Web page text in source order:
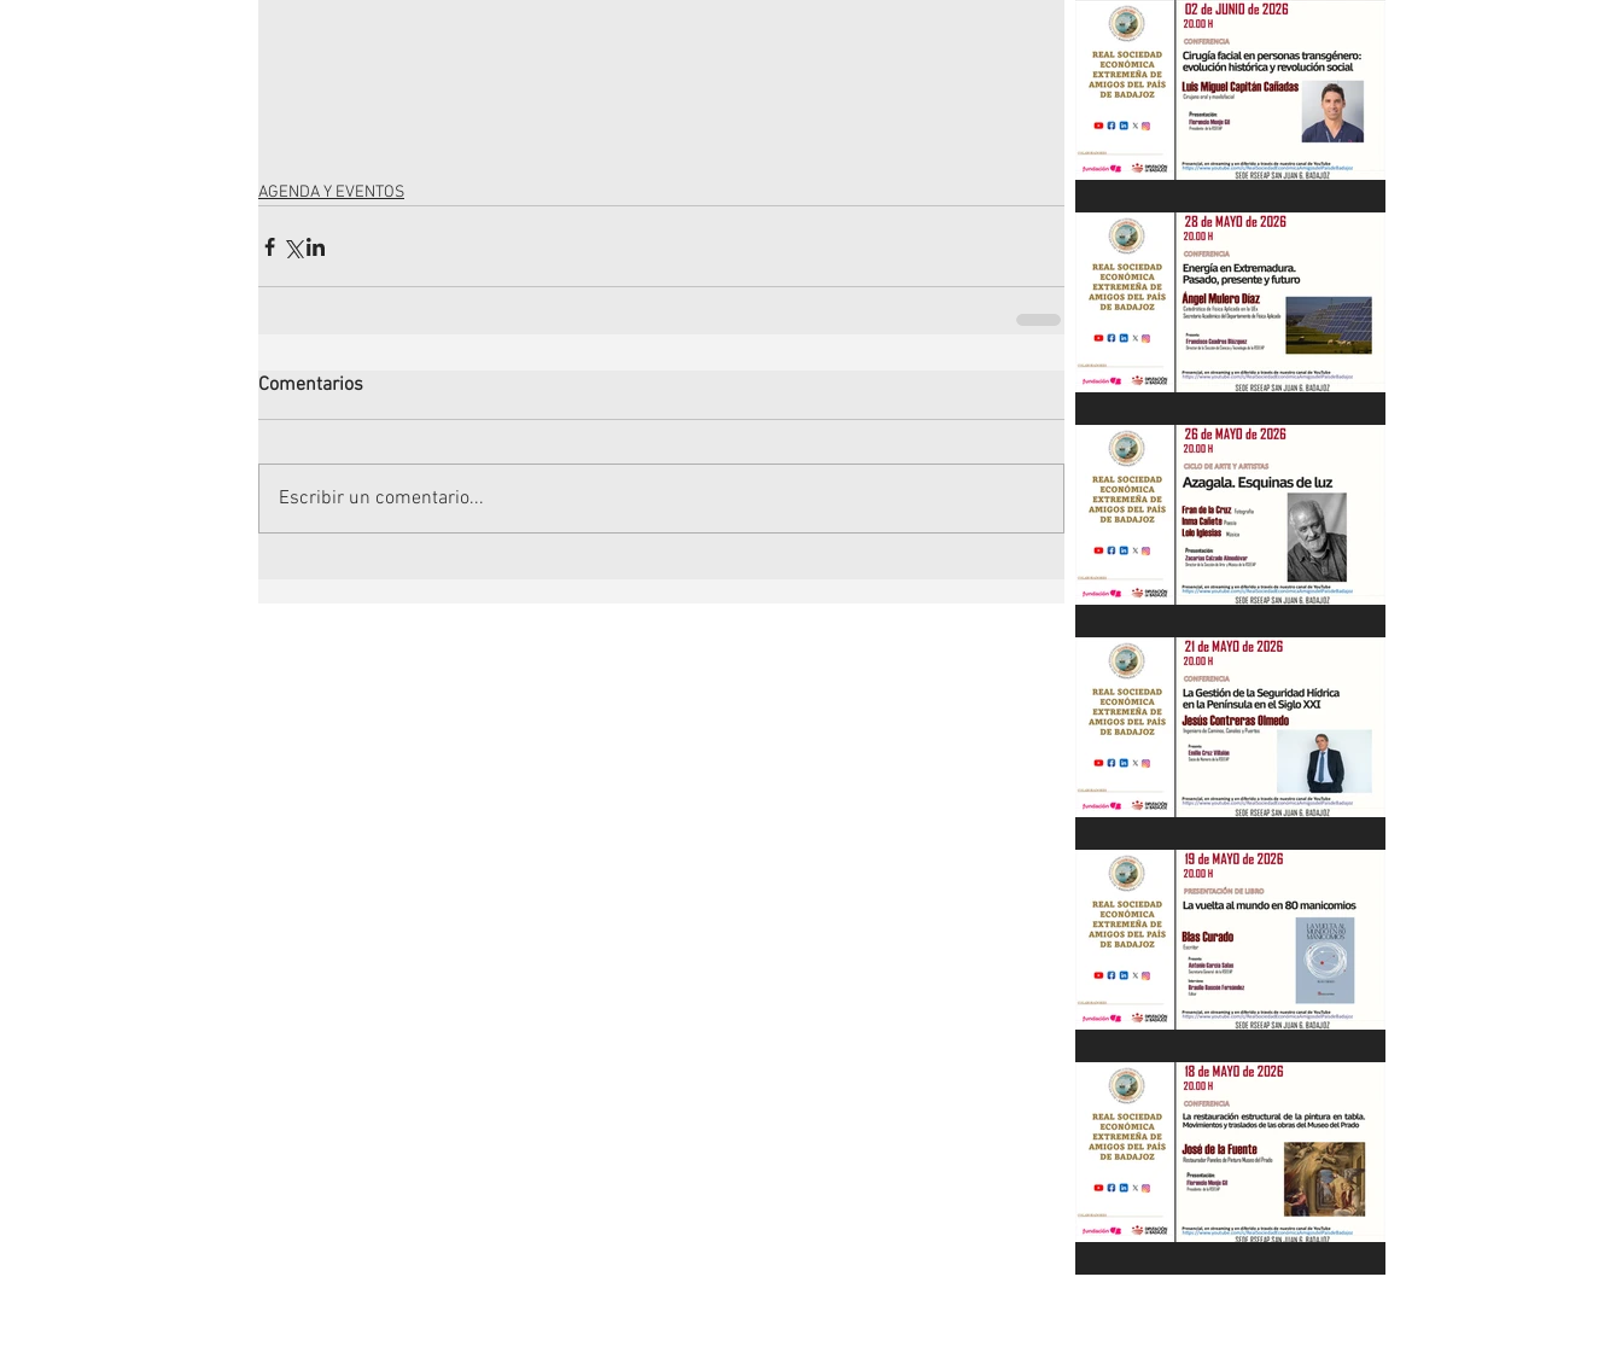
AGENDA Y EVENTOS
Comentarios
Escribir un comentario...
Recital de Piano. Aula de la profesora
Beatriz González. 01/06/26
"Cirugía facial en personas
transgénero: evolución histórica y..."
Luis M. Capitán. 02/06/26
“Energía en Extremadura. Pasado,
presente y futuro” Ángel Mulero Díaz.
28/05/26
"Azagala. Esquinas de luz" Ciclo de Arte
y Artistas. 26/05/26
"La Gestión de la Seguridad Hídrica en
la Península en el Siglo XXI" Jesús
Contreras Olmedo 21/05/26
"La vuelta al mundo en 80
manicomios" por Blas Curado.
19/05/26